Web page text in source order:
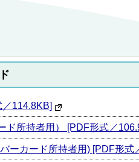
114.8KB]
ド所持者用） [PDF形式／
ーカード所持者用) [PDF形式